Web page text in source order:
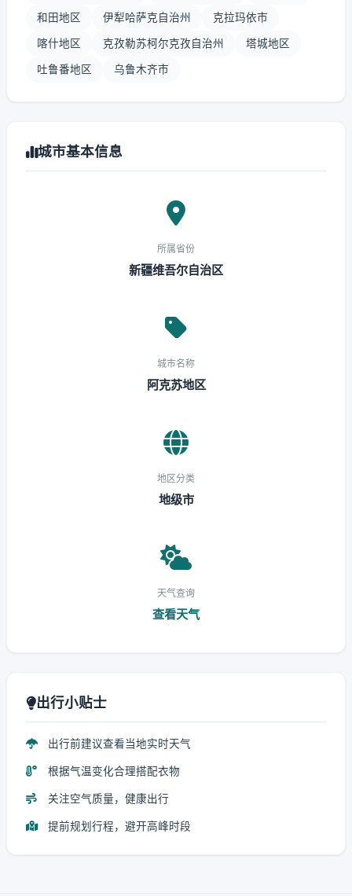
和田地区 伊犁哈萨克自治州 克拉玛依市
喀什地区 克孜勒苏柯尔克孜自治州 塔城地区
吐鲁番地区 乌鲁木齐市
城市基本信息
所属省份
新疆维吾尔自治区
城市名称
阿克苏地区
地区分类
地级市
天气查询
查看天气
出行小贴士
出行前建议查看当地实时天气
根据气温变化合理搭配衣物
关注空气质量，健康出行
提前规划行程，避开高峰时段